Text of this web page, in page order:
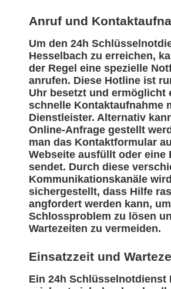
Anruf und
Um den 24h
Hesselbach zu erreichen,
der Regel eine spezielle
anrufen. Diese Hotline ist
Uhr besetzt und ermöglicht
schnelle Kontaktaufnahme
Dienstleister. Alternativ
Online-Anfrage gestellt
man das Kontaktformular
Webseite ausfüllt oder eine
sendet. Durch diese
Kommunikationskanäle wird
sichergestellt, dass Hilfe
angfordert werden kann,
Schlossproblem zu lösen
Wartezeiten zu vermeiden.
Einsatzzeit und
Ein 24h Schlüsselnotdienst